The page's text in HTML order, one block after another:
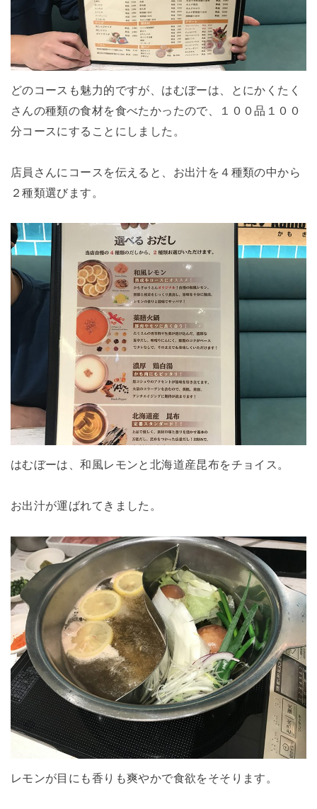
どのコースも魅力的ですが、はむぼーは、とにかくたく
さんの種類の食材を食べたかったので、１００品１００
分コースにすることにしました。
店員さんにコースを伝えると、お出汁を４種類の中から
２種類選びます。
はむぼーは、和風レモンと北海道産昆布をチョイス。
お出汁が運ばれてきました。
レモンが目にも香りも爽やかで食欲をそそります。